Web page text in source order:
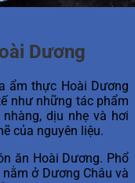
Dương
ẩm thực Hoài Dương
như những tác phẩm
dịu nhẹ và hơi
của nguyên liệu.
ăn Hoài Dương. Phổ
ở Dương Châu và